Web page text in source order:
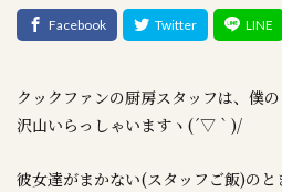
クックファンの厨房スタッフは、僕
沢山いらっしゃいますヽ(´▽｀)/
彼女達がまかない(スタッフご飯)のと